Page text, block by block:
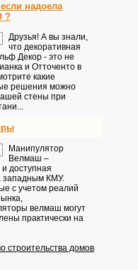
надоела
?
Друзья! А вы знали,
что декоративная
Декор - это не
и Отточенто в
какие
решения можно
стены при
Манипулятор
Велмаш –
и доступная
западным КМУ.
с учетом реалий
велмаш могут
практически на
строительства домов